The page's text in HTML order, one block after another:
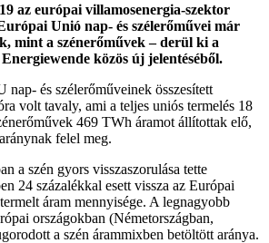
az európai villamosenergia-szektor
Unió nap- és szélerőművei már
mint a szénerőművek – derül ki a
közös új jelentéséből.
nap- és szélerőműveinek összesített
volt tavaly, ami a teljes uniós termelés 18
469 TWh áramot állítottak elő,
felel meg.
a szén gyors visszaszorulása tette
24 százalékkal esett vissza az Európai
áram mennyisége. A legnagyobb
országokban (Németországban,
a szén árammixben betöltött aránya.